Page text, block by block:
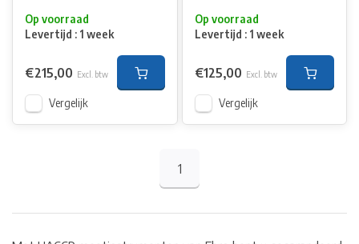
Op voorraad
Levertijd : 1 week
€215,00 Excl. btw
Vergelijk
Op voorraad
Levertijd : 1 week
€125,00 Excl. btw
Vergelijk
1